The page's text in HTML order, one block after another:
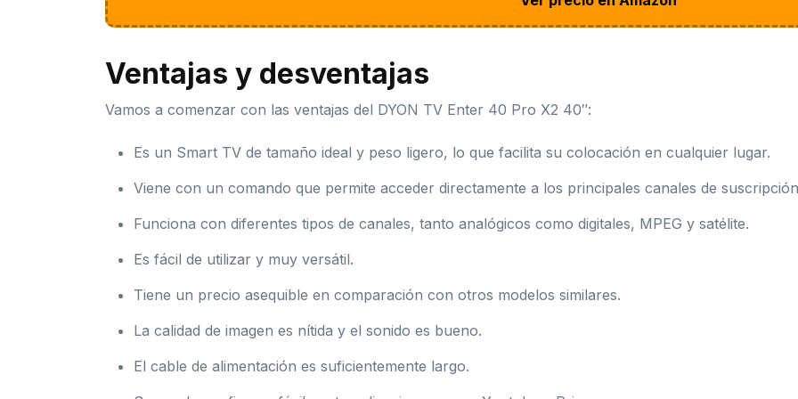
Ventajas y desventajas
Vamos a comenzar con las ventajas del DYON TV Enter 40 Pro X2 40″:
Es un Smart TV de tamaño ideal y peso ligero, lo que facilita su colocación en cualquier lugar.
Viene con un comando que permite acceder directamente a los principales canales de
Funciona con diferentes tipos de canales, tanto analógicos como digitales, MPEG y satélite.
Es fácil de utilizar y muy versátil.
Tiene un precio asequible en comparación con otros modelos similares.
La calidad de imagen es nítida y el sonido es bueno.
El cable de alimentación es suficientemente largo.